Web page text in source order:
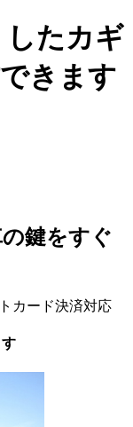
したカギ
きます
鍵をすぐ
カード決済対応